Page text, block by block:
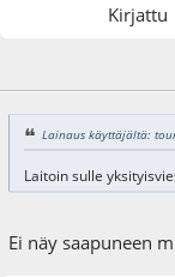
Kirjattu
Lainaus käyttäjältä:
Laitoin sulle
Ei näy saapuneen